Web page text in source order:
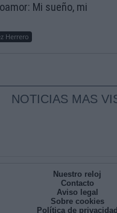
Mi sueño, mi
Herrero
NOTICIAS MAS
Nuestro reloj
Contacto
Aviso legal
Sobre cookies
Política de privacidad